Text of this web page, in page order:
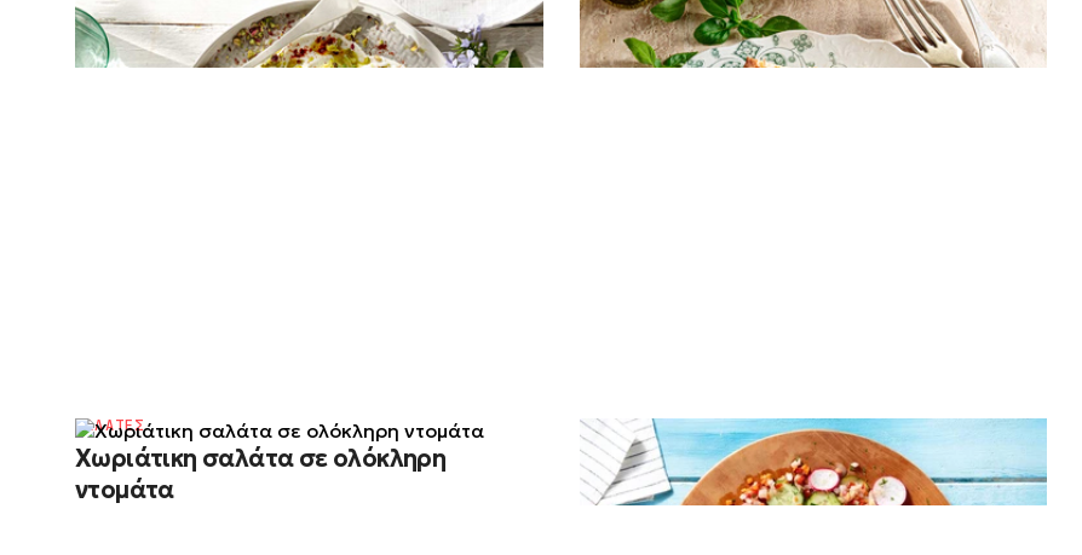
Κολοκυθάκια σαλάτα με γιαούρτι και
καραμελωμένα κρεμμύδια
Burrata με ντοματίνια και αρωματικό
ελαιόλαδο
Χωριάτικη σαλάτα σε ολόκληρη
ντομάτα
ΣΑΛΑΤΕΣ
Δροσερή σαλάτα με πικάντικες
σαρδέλες και τραγανά λαχανικά
ΣΑΛΑΤΕΣ